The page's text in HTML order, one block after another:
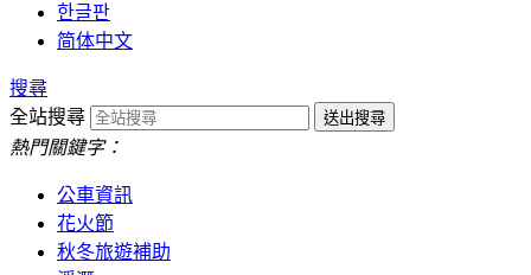
한글판
简体中文
搜尋
全站搜尋
熱門關鍵字：
公車資訊
花火節
秋冬旅遊補助